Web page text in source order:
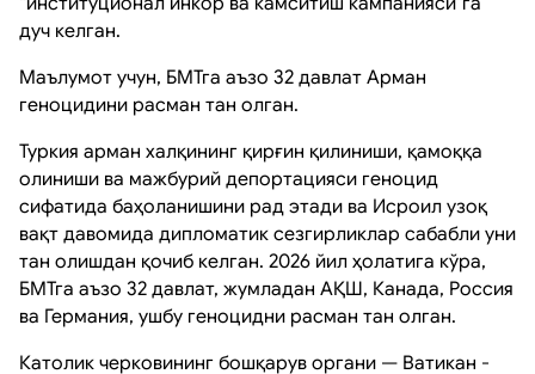
дуч келган.
Маълумот учун, БМТга аъзо 32 давлат Арман
геноцидини расман тан олган.
Туркия арман халқининг қирғин қилиниши, қамоққа
олиниши ва мажбурий депортацияси геноцид
сифатида баҳоланишини рад этади ва Исроил узоқ
вақт давомида дипломатик сезгирликлар сабабли уни
тан олишдан қочиб келган. 2026 йил ҳолатига кўра,
БМТга аъзо 32 давлат, жумладан АҚШ, Канада, Россия
ва Германия, ушбу геноцидни расман тан олган.
Католик черковининг бошқарув органи — Ватикан -